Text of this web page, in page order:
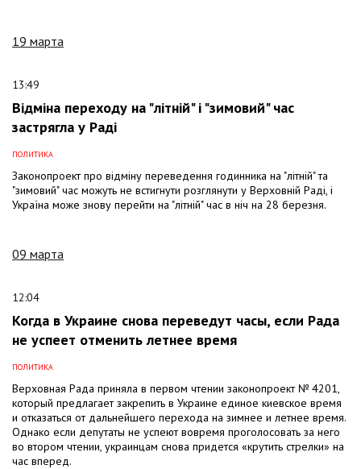
19 марта
13:49
Відміна переходу на "літній" і "зимовий" час
застрягла у Раді
ПОЛИТИКА
Законопроект про відміну переведення годинника на "літній" та
"зимовий" час можуть не встигнути розглянути у Верховній Раді, і
Україна може знову перейти на "літній" час в ніч на 28 березня.
09 марта
12:04
Когда в Украине снова переведут часы, если Рада
не успеет отменить летнее время
ПОЛИТИКА
Верховная Рада приняла в первом чтении законопроект № 4201,
который предлагает закрепить в Украине единое киевское время
и отказаться от дальнейшего перехода на зимнее и летнее время.
Однако если депутаты не успеют вовремя проголосовать за него
во втором чтении, украинцам снова придется «крутить стрелки» на
час вперед.